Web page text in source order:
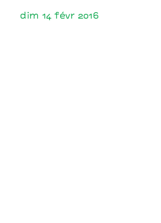
dim 14 févr 2016